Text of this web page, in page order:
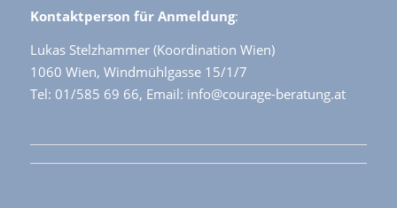
Kontaktperson für Anmeldung:
Lukas Stelzhammer (Koordination Wien)
1060 Wien, Windmühlgasse 15/1/7
Tel: 01/585 69 66, Email: info@courage-beratung.at